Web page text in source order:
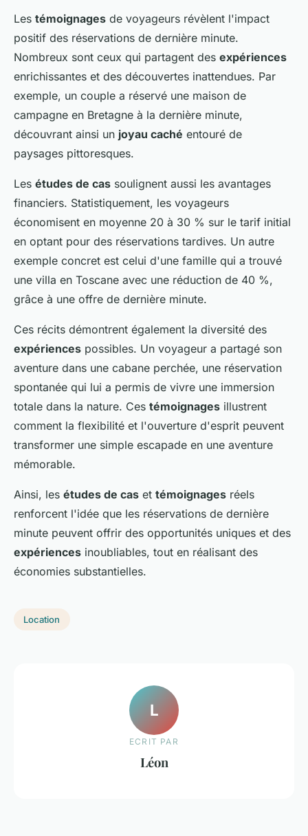
Les témoignages de voyageurs révèlent l'impact
positif des réservations de dernière minute.
Nombreux sont ceux qui partagent des expériences
enrichissantes et des découvertes inattendues. Par
exemple, un couple a réservé une maison de
campagne en Bretagne à la dernière minute,
découvrant ainsi un joyau caché entouré de
paysages pittoresques.
Les études de cas soulignent aussi les avantages
financiers. Statistiquement, les voyageurs
économisent en moyenne 20 à 30 % sur le tarif initial
en optant pour des réservations tardives. Un autre
exemple concret est celui d'une famille qui a trouvé
une villa en Toscane avec une réduction de 40 %,
grâce à une offre de dernière minute.
Ces récits démontrent également la diversité des
expériences possibles. Un voyageur a partagé son
aventure dans une cabane perchée, une réservation
spontanée qui lui a permis de vivre une immersion
totale dans la nature. Ces témoignages illustrent
comment la flexibilité et l'ouverture d'esprit peuvent
transformer une simple escapade en une aventure
mémorable.
Ainsi, les études de cas et témoignages réels
renforcent l'idée que les réservations de dernière
minute peuvent offrir des opportunités uniques et des
expériences inoubliables, tout en réalisant des
économies substantielles.
Location
L
ECRIT PAR
Léon